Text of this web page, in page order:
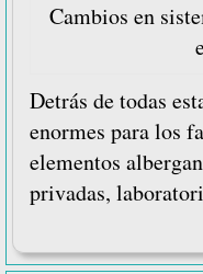
Cambios en
Detrás de todas
enormes para los
elementos
privadas,